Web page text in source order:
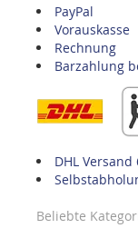
PayPal
Vorauskasse
Rechnung
Barzahlung
DHL Versand
Beliebte